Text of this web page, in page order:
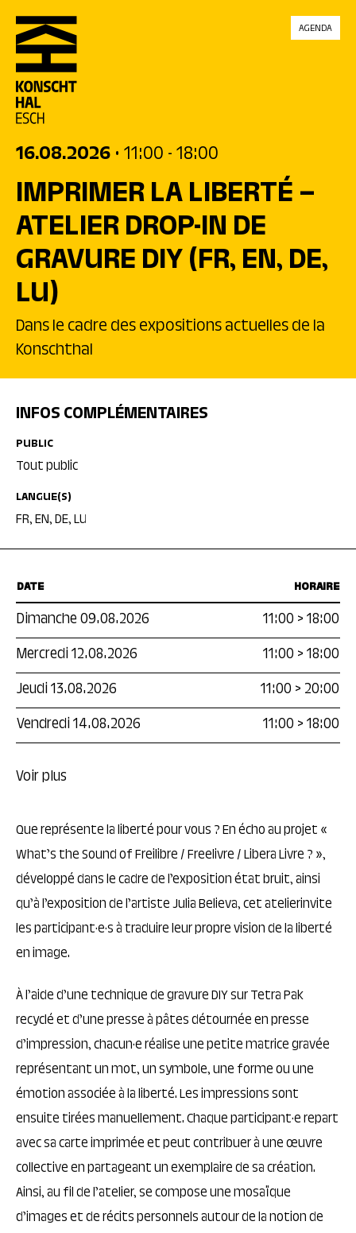
skip_to_content
AGENDA
16.08.2026 • 11:00 - 18:00
IMPRIMER LA LIBERTÉ –
ATELIER DROP-IN DE
GRAVURE DIY(FR, EN, DE,
LU)
Dans le cadre des expositions actuelles de la
Konschthal
DATE HORAIRE
Dimanche 09.08.2026 11:00 >18:00
Mercredi 12.08.2026
11:00 >18:00
Jeudi 13.08.2026
11:00 > 20:00
Vendredi 14.08.2026
11:00 >18:00
Voir plus
Que représente la liberté pour vous ? En écho au projet «
What’s the Sound of Freilibre / Freelivre / Libera Livre ? »,
développé dans le cadre de l’exposition état bruit, ainsi
qu’à l’exposition de l’artiste Julia Believa, cet atelierinvite
les participant·e·s à traduire leur propre vision de la liberté
en image.
À l’aide d’une technique de gravure DIY sur Tetra Pak
recyclé et d’une presse à pâtes détournée en presse
d’impression, chacun·e réalise une petite matrice gravée
représentant un mot, un symbole, une forme ou une
émotion associée à la liberté. Les impressions sont
ensuite tirées manuellement. Chaque participant·e repart
avec sa carte imprimée et peut contribuer à une œuvre
collective en partageant un exemplaire de sa création.
Ainsi, au fil de l’atelier, se compose une mosaïque
d’images et de récits personnels autour de la notion de
INFOS COMPLÉMENTAIRES
PUBLIC
Tout public
LANGUE(S)
FR, EN, DE, LU